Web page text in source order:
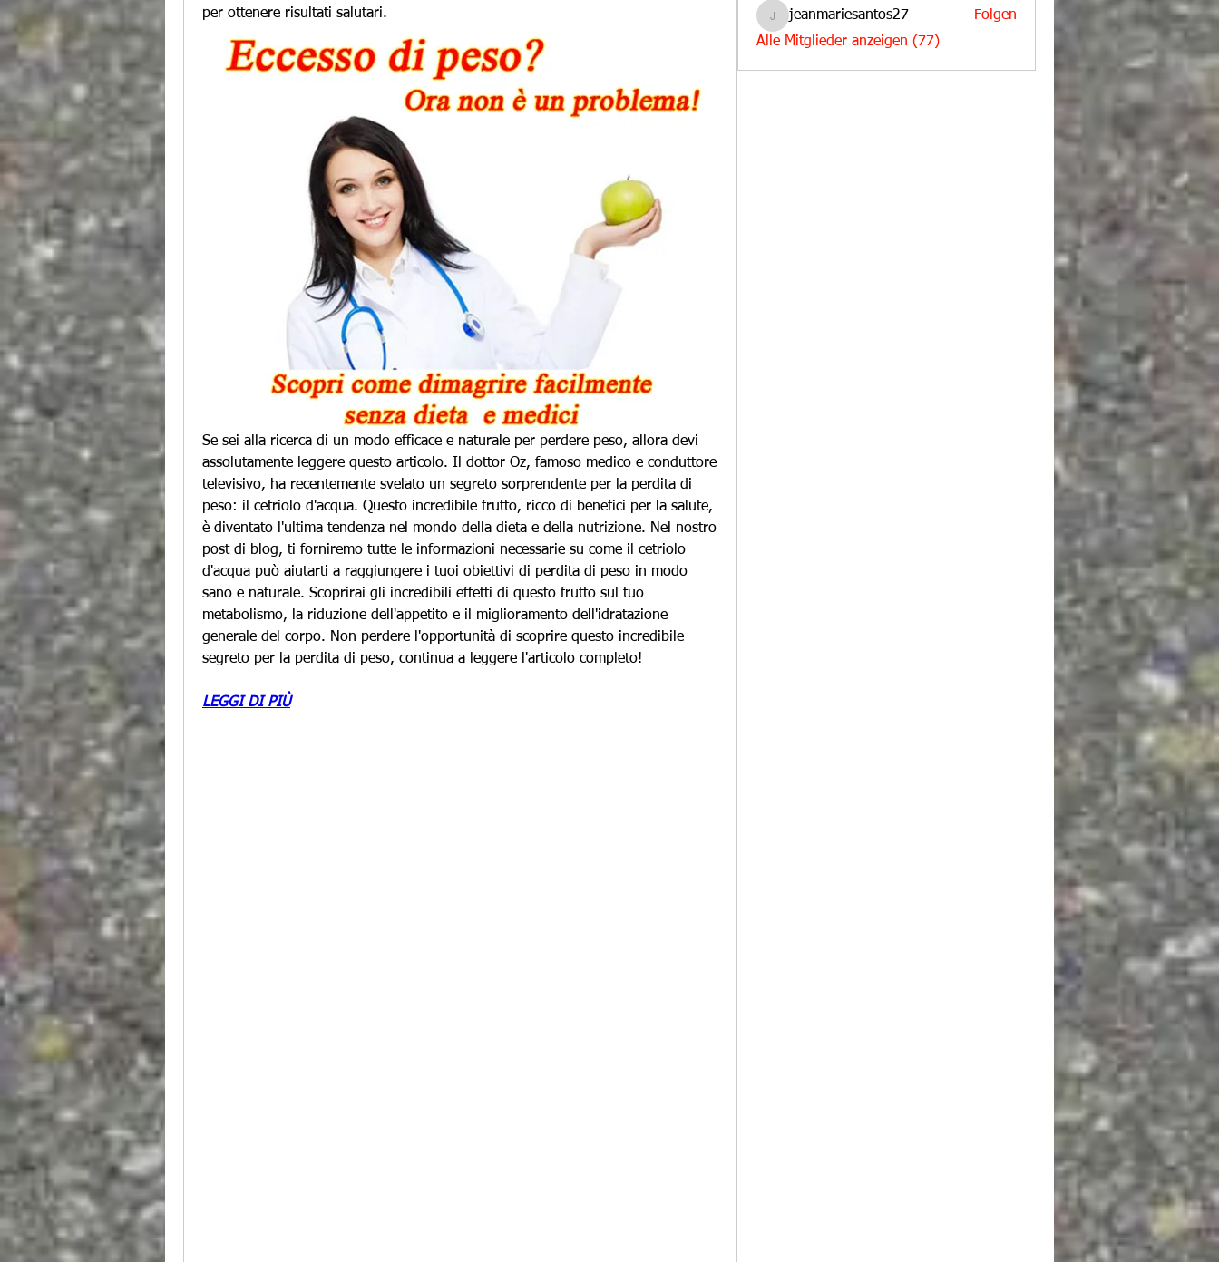
per ottenere risultati salutari.
Se sei alla ricerca di un modo efficace e naturale per perdere peso, allora devi
assolutamente leggere questo articolo. Il dottor Oz, famoso medico e conduttore
televisivo, ha recentemente svelato un segreto sorprendente per la perdita di
peso: il cetriolo d'acqua. Questo incredibile frutto, ricco di benefici per la salute,
è diventato l'ultima tendenza nel mondo della dieta e della nutrizione. Nel nostro
post di blog, ti forniremo tutte le informazioni necessarie su come il cetriolo
d'acqua può aiutarti a raggiungere i tuoi obiettivi di perdita di peso in modo
sano e naturale. Scoprirai gli incredibili effetti di questo frutto sul tuo
metabolismo, la riduzione dell'appetito e il miglioramento dell'idratazione
generale del corpo. Non perdere l'opportunità di scoprire questo incredibile
segreto per la perdita di peso, continua a leggere l'articolo completo!
LEGGI DI PIÙ
jeanmariesantos27
jeanmariesantos27
Folgen
Alle Mitglieder anzeigen (77)